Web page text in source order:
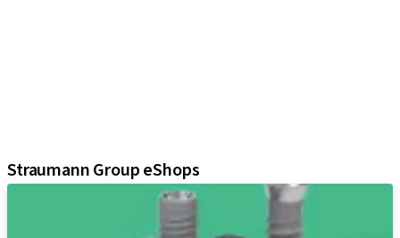
Straumann Group eShops